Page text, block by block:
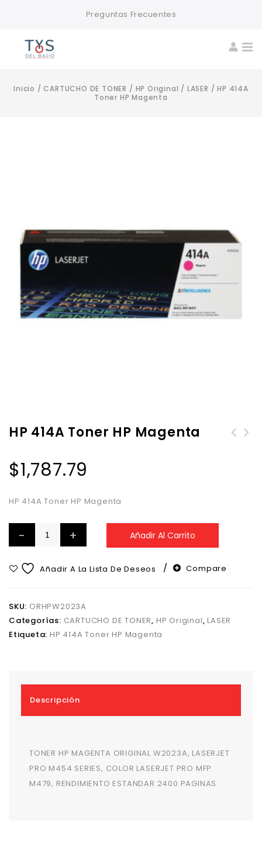
Preguntas Frecuentes
Inicio /CARTUCHO DE TONER / HP Original / LASER /HP 414A
Toner HP Magenta
HP 414A Toner HP Magenta
$1,787.79
HP 414A Toner HP Magenta
Añadir Al Carrito
Añadir A La Lista De Deseos Compare
SKU: ORHPW2023A
Categorías: CARTUCHO DE TONER, HP Original,LASER
Etiqueta: HP 414A Toner HP Magenta
Descripción
TONER HP MAGENTA ORIGINAL W2023A, LASERJET
PRO M454 SERIES, COLOR LASERJET PRO MFP
M479, RENDIMIENTO ESTANDAR 2400 PAGINAS